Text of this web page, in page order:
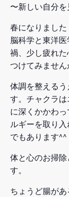
〜新しい自分
春になりました
脳科学と東洋
禍、少し疲れ
つけてみません
体調を整える
す。チャクラ
に深くかかわ
ルギーを取り
でもあります^^
体と心のお掃
す。
ちょうど腸が